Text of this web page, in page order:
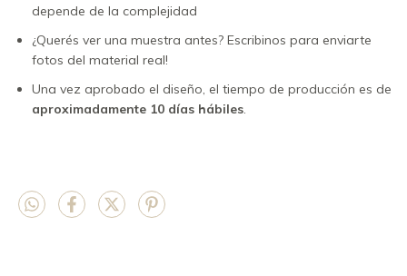
depende de la complejidad
¿Querés ver una muestra antes? Escribinos para enviarte
fotos del material real!
Una vez aprobado el diseño, el tiempo de producción es de
aproximadamente 10 días hábiles.